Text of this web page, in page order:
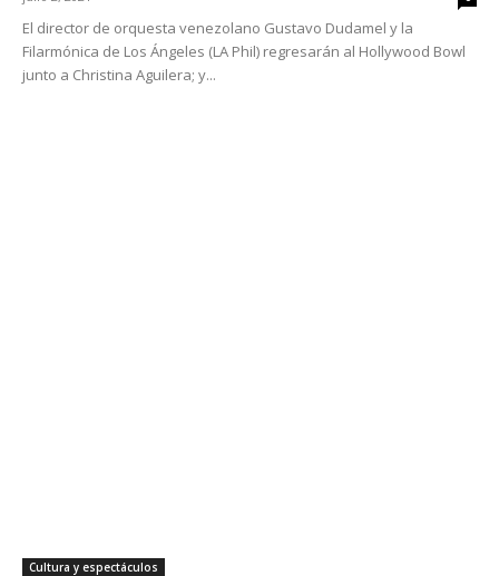
El director de orquesta venezolano Gustavo Dudamel y la
Filarmónica de Los Ángeles (LA Phil) regresarán al Hollywood Bowl
junto a Christina Aguilera; y...
Cultura y espectáculos